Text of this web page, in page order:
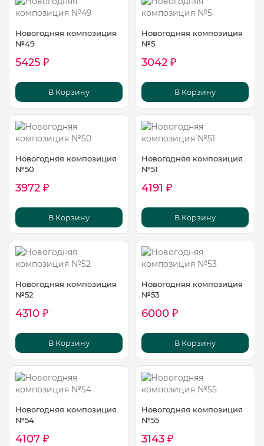
Новогодняя композиция
№49
5425 ₽
В Корзину
Новогодняя композиция
№5
3042 ₽
В Корзину
Новогодняя композиция
№50
3972 ₽
В Корзину
Новогодняя композиция
№51
4191 ₽
В Корзину
Новогодняя композиция
№52
4310 ₽
В Корзину
Новогодняя композиция
№53
6000 ₽
В Корзину
Новогодняя композиция
№54
4107 ₽
Новогодняя композиция
№55
3143 ₽